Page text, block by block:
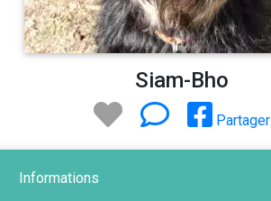
Siam-Bho
Partager
Informations